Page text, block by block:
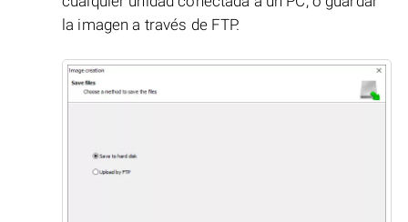
la imagen a través de FTP.